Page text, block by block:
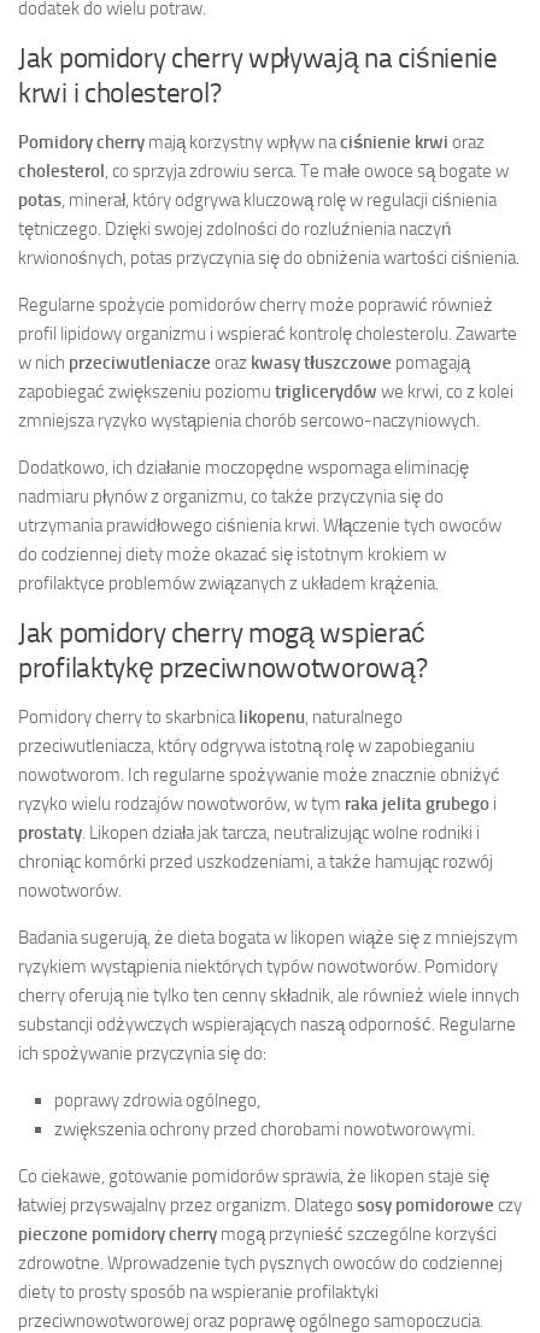
dodatek do wielu potraw.
Jak pomidory cherry wpływają na ciśnienie
krwi i cholesterol?
Pomidory cherry mają korzystny wpływ naciśnienie krwi oraz
cholesterol, co sprzyja zdrowiu serca. Te małe owoce są bogate w
potas, minerał, który odgrywa kluczową rolę w regulacji ciśnienia
tętniczego. Dzięki swojej zdolności do rozluźnienia naczyń
krwionośnych, potas przyczynia się do obniżenia wartości ciśnienia.
Regularne spożycie pomidorów cherry może poprawić również
profil lipidowy organizmu i wspierać kontrolę cholesterolu. Zawarte
w nich przeciwutleniacze oraz kwasy tłuszczowe pomagają
zapobiegać zwiększeniu poziomu triglicerydów we krwi, co z kolei
zmniejsza ryzyko wystąpienia chorób sercowo-naczyniowych.
Dodatkowo, ich działanie moczopędne wspomaga eliminację
nadmiaru płynów z organizmu, co także przyczynia się do
utrzymania prawidłowego ciśnienia krwi. Włączenie tych owoców
do codziennej diety może okazać się istotnym krokiem w
profilaktyce problemów związanych z układem krążenia.
Jak pomidory cherry mogą wspierać
profilaktykę przeciwnowotworową?
Pomidory cherry to skarbnicalikopenu, naturalnego
przeciwutleniacza, który odgrywa istotną rolę w zapobieganiu
nowotworom. Ich regularne spożywanie może znacznie obniżyć
ryzyko wielu rodzajów nowotworów, w tym raka jelita grubego i
prostaty. Likopen działa jak tarcza, neutralizując wolne rodniki i
chroniąc komórki przed uszkodzeniami, a także hamując rozwój
nowotworów.
Badania sugerują, że dieta bogata w likopen wiąże się z mniejszym
ryzykiem wystąpienia niektórych typów nowotworów. Pomidory
cherry oferują nie tylko ten cenny składnik, ale również wiele innych
substancji odżywczych wspierających naszą odporność. Regularne
ich spożywanie przyczynia się do:
poprawy zdrowia ogólnego,
zwiększenia ochrony przed chorobami nowotworowymi.
Co ciekawe, gotowanie pomidorów sprawia, że likopen staje się
łatwiej przyswajalny przez organizm. Dlatego sosy pomidorowe czy
pieczone pomidory cherry mogą przynieść szczególne korzyści
zdrowotne. Wprowadzenie tych pysznych owoców do codziennej
diety to prosty sposób na wspieranie profilaktyki
przeciwnowotworowej oraz poprawę ogólnego samopoczucia.